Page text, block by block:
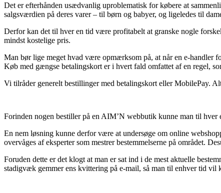
Det er efterhånden usædvanlig uproblematisk for købere at
salgsværdien på deres varer – til børn og babyer, og ligeledes til
Derfor kan det til hver en tid være profitabelt at granske nogle
mindst kostelige pris.
Man bør lige meget hvad være opmærksom på, at når en e-handler
Køb med gængse betalingskort er i hvert fald omfattet af en regel,
Vi tilråder generelt bestillinger med betalingskort eller MobilePay.
Forinden nogen bestiller på en AIM’N webbutik kunne man til
En nem løsning kunne derfor være at undersøge om online
overvåges af eksperter som mestrer bestemmelserne på området.
Foruden dette er det klogt at man er sat ind i de mest aktuelle
stadigvæk gemmer ens kvittering på e-mail, så man til enhver tid